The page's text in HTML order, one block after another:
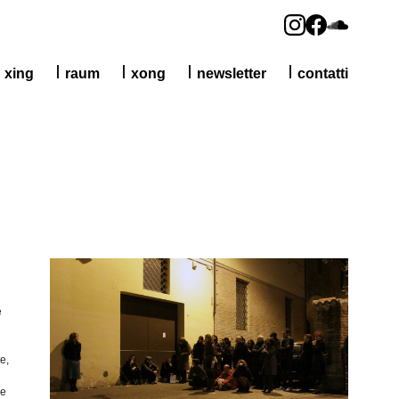
contatti
newsletter
xong
raum
xing
,